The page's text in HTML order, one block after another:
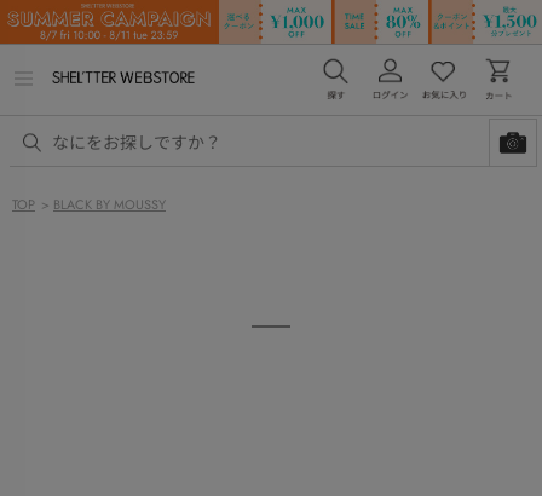
ー
TOP > BLACK BY MOUSSY